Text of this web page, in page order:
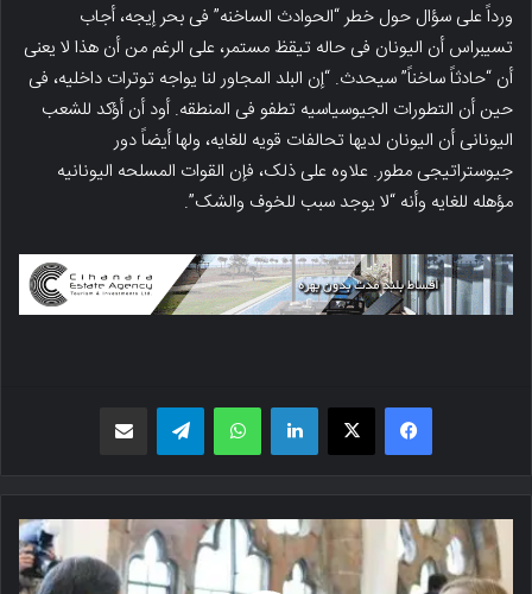
ورداً على سؤال حول خطر “الحوادث الساخنه” فی بحر إیجه، أجاب
تسیبراس أن الیونان فی حاله تیقظ مستمر، على الرغم من أن هذا لا یعنی
أن “حادثاً ساخناً” سیحدث. “إن البلد المجاور لنا یواجه توترات داخلیه، فی
حین أن التطورات الجیوسیاسیه تطفو فی المنطقه. أود أن أؤکد للشعب
الیونانی أن الیونان لدیها تحالفات قویه للغایه، ولها أیضاً دور
جیوستراتیجی مطور. علاوه على ذلک، فإن القوات المسلحه الیونانیه
مؤهله للغایه وأنه “لا یوجد سبب للخوف والشک”.
فیسبوک X لینکدین واتس اپ